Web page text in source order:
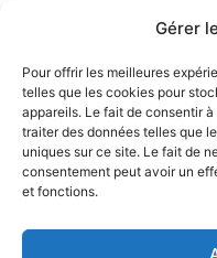
Gérer
Pour offrir les meilleures
telles que les cookies pour
appareils. Le fait de consentir
traiter des données telles que
uniques sur ce site. Le fait de
consentement peut avoir un
et fonctions.
CGV